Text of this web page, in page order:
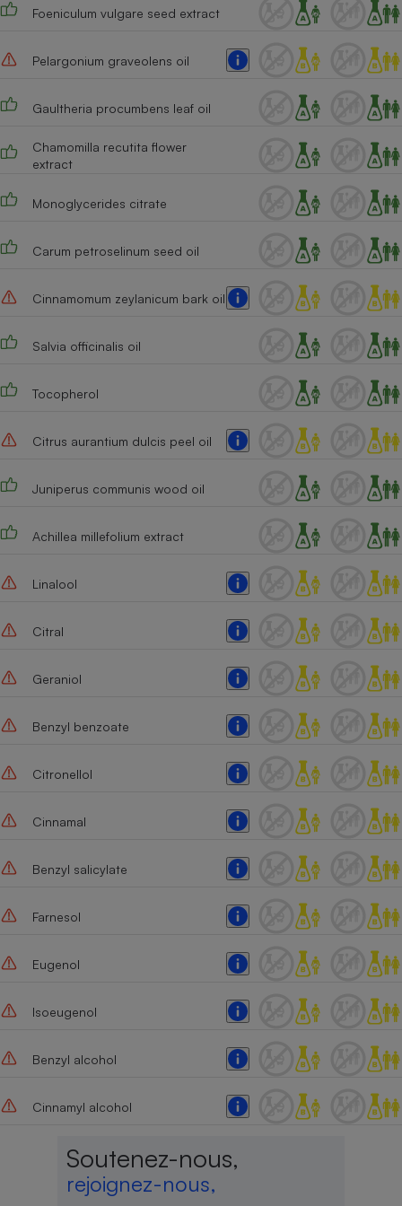
Foeniculum vulgare seed extract
Pelargonium graveolens oil
Gaultheria procumbens leaf oil
Chamomilla recutita flower
extract
Monoglycerides citrate
Carum petroselinum seed oil
Cinnamomum zeylanicum bark oil
Salvia officinalis oil
Tocopherol
Citrus aurantium dulcis peel oil
Juniperus communis wood oil
Achillea millefolium extract
Linalool
Citral
Geraniol
Benzyl benzoate
Citronellol
Cinnamal
Benzyl salicylate
Farnesol
Eugenol
Isoeugenol
Benzyl alcohol
Cinnamyl alcohol
Soutenez-nous,
rejoignez-nous,